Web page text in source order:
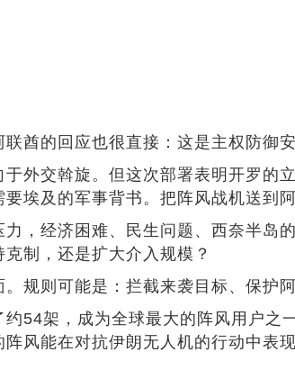
酋的回应也很直接：这是主权防御
外交斡旋。但这次部署表明开罗
埃及的军事背书。把阵风战机送到
，经济困难、民生问题、西奈半
制，还是扩大介入规模？
规则可能是：拦截来袭目标、保护
54架，成为全球最大的阵风用户
风能在对抗伊朗无人机的行动中表